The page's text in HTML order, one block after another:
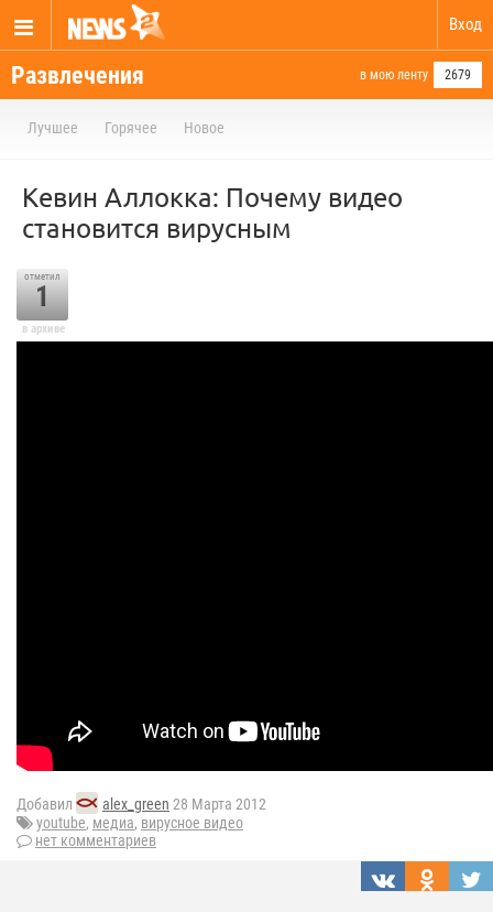
Вход
Развлечения в мою ленту 2679
Лучшее Горячее Новое
Кевин Аллокка: Почему видео
становится вирусным
отметил
1
в архиве
Добавил alex_green 28 Марта 2012
youtube, медиа, вирусное видео
нет комментариев